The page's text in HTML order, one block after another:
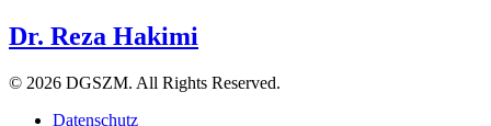
Dr. Reza Hakimi
© 2026 DGSZM. All Rights Reserved.
Datenschutz